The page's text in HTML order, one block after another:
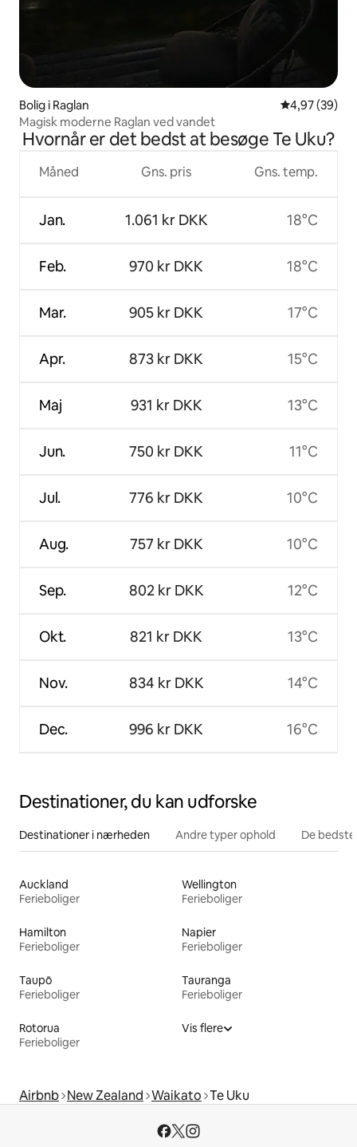
Bolig i Raglan 4,97 ud af 5 i
4,97 (39)
Magisk moderne Raglan ved vandet
Hvornår er det bedst at besøge Te Uku?
Måned
Jan.
Feb.
Mar.
Apr.
Maj
Jun.
Jul.
Aug.
Sep.
Okt.
Nov.
Dec.
Gns. pris
1.061 kr DKK
970 kr DKK
905 kr DKK
873 kr DKK
931 kr DKK
750 kr DKK
776 kr DKK
757 kr DKK
802 kr DKK
821 kr DKK
834 kr DKK
996 kr DKK
Gns. temp.
18°C
18°C
17°C
15°C
13°C
11°C
10°C
10°C
12°C
13°C
14°C
16°C
Destinationer, du kan udforske
Destinationer i nærheden Andre typer ophold De
Auckland
Ferieboliger
Wellington
Ferieboliger
Hamilton
Ferieboliger
Napier
Ferieboliger
Taupō
Ferieboliger
Tauranga
Ferieboliger
Rotorua
Ferieboliger
Vis flere
Airbnb New Zealand Waikato Te Uku